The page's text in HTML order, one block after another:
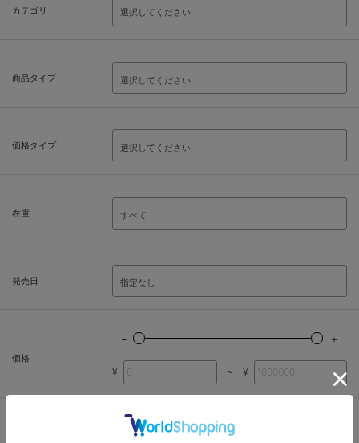
カテゴリ
商品タイプ
価格タイプ
在庫
発売日
価格
¥ ~ ¥
この条件で検索